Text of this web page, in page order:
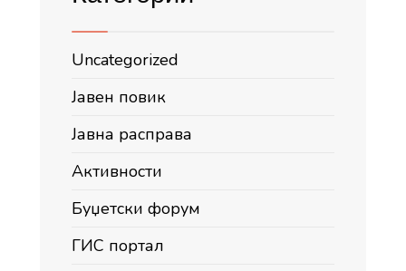
Uncategorized
Јавен повик
Јавна расправа
Активности
Буџетски форум
ГИС портал